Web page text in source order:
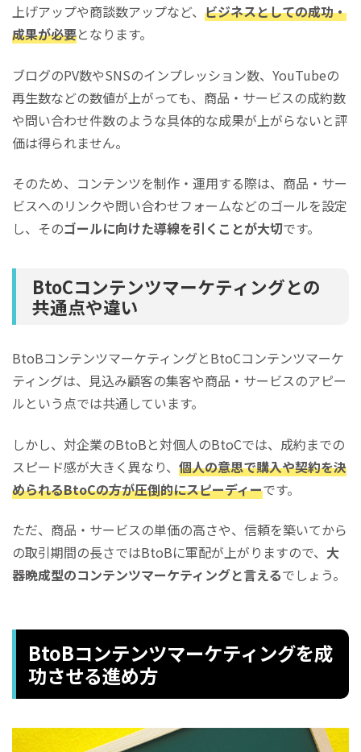
上げアップや商談数アップなど、 ビジネスとしての成功・
成果が必要となります。
ブログのPV数やSNSのインプレッション数、YouTubeの
再生数などの数値が上がっても、商品・サービスの成約数
や問い合わせ件数のような具体的な成果が上がらないと評
価は得られません。
そのため、コンテンツを制作・運用する際は、商品・サー
ビスへのリンクや問い合わせフォームなどのゴールを設定
し、そのゴールに向けた導線を引くことが大切です。
BtoCコンテンツマーケティングとの
共通点や違い
BtoBコンテンツマーケティングとBtoCコンテンツマーケ
ティングは、見込み顧客の集客や商品・サービスのアピー
ルという点では共通しています。
しかし、対企業のBtoBと対個人のBtoCでは、成約までの
スピード感が大きく異なり、 個人の意思で購入や契約を決
められるBtoCの方が圧倒的にスピーディーです。
ただ、商品・サービスの単価の高さや、信頼を築いてから
の取引期間の長さではBtoBに軍配が上がりますので、 大
器晩成型のコンテンツマーケティングと言えるでしょう。
BtoBコンテンツマーケティングを成
功させる進め方